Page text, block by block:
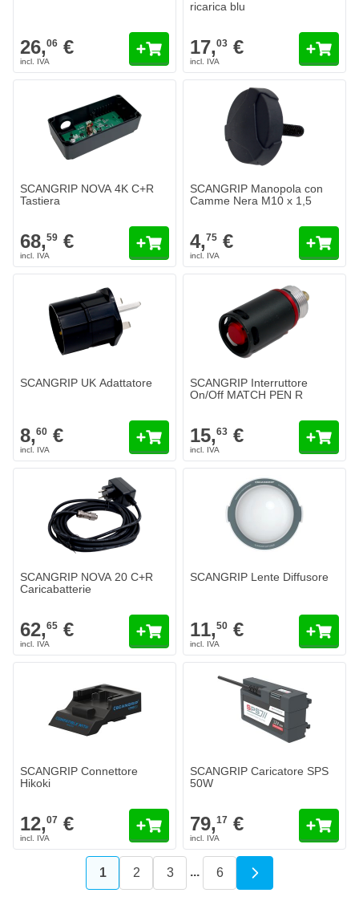
26,06 €
ricarica blu
17,03 €
SCANGRIP NOVA 4K C+R
Tastiera
68,59 €
SCANGRIP Manopola con
Camme Nera M10 x 1,5
4,75 €
SCANGRIP UK Adattatore
8,60 €
SCANGRIP Interruttore
On/Off MATCH PEN R
15,63 €
SCANGRIP NOVA 20 C+R
Caricabatterie
62,65 €
SCANGRIP Lente Diffusore
Spedito domani
Formato
€
SCANGRIP Lente Diffusore
11,50 €
SCANGRIP Connettore
Hikoki
12,07 €
SCANGRIP Caricatore SPS
50W
79,17 €
Attualmente stai leggendo la pagina
1 Pagina
2 Pagina
3 ... Pagina
6